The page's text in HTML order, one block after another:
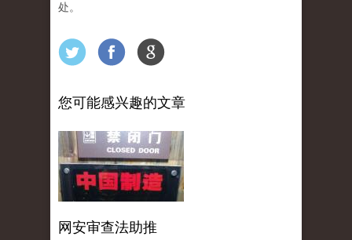
处。
您可能感兴趣的文章
网安审查法助推